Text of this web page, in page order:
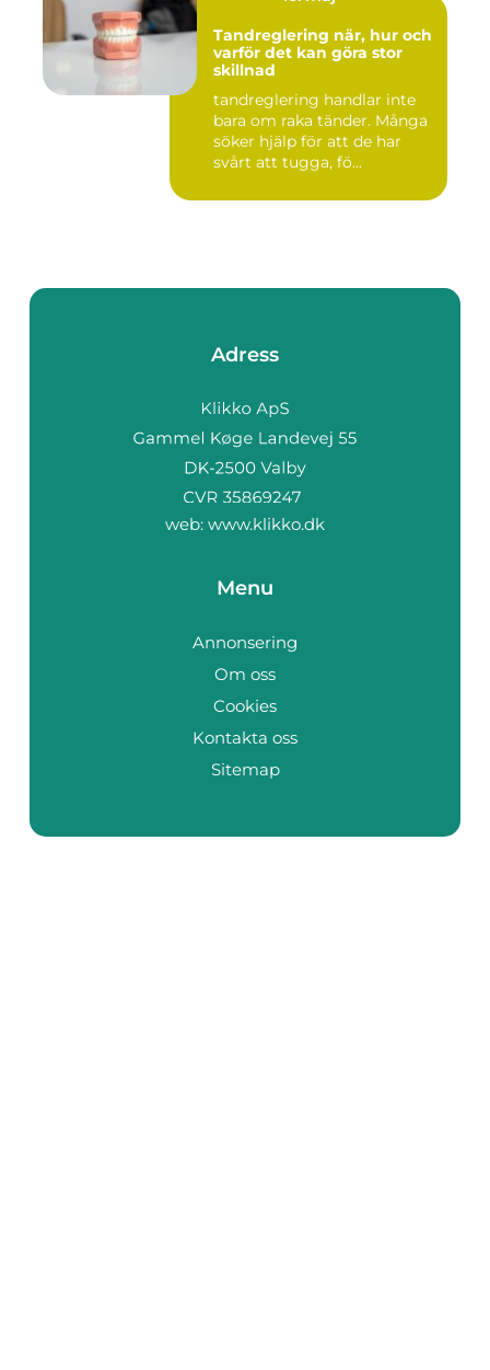
Tandreglering när, hur och
varför det kan göra stor
skillnad
tandreglering handlar inte
bara om raka tänder. Många
söker hjälp för att de har
svårt att tugga, fö...
Adress
web: www.klikko.dk
Menu
Annonsering
Om oss
Cookies
Kontakta oss
Sitemap